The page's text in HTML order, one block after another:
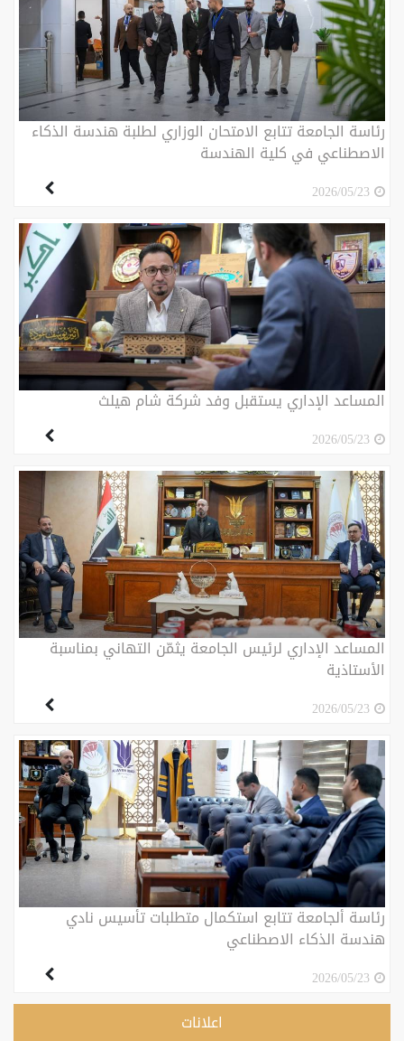
رئاسة الجامعة تتابع الامتحان الوزاري لطلبة هندسة الذكاء
الاصطناعي في كلية الهندسة
2026/05/23
المساعد الإداري يستقبل وفد شركة شام هيلث
2026/05/23
المساعد الإداري لرئيس الجامعة يثمّن التهاني بمناسبة
الأستاذية
2026/05/23
رئاسة ألجامعة تتابع استكمال متطلبات تأسيس نادي
هندسة الذكاء الاصطناعي
2026/05/23
اعلانات